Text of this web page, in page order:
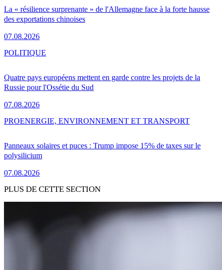
La « résilience surprenante » de l'Allemagne face à la forte hausse
des exportations chinoises
07.08.2026
Quatre pays européens mettent en garde contre les projets de la
Russie pour l'Ossétie du Sud
07.08.2026
POLITIQUE
Panneaux solaires et puces : Trump impose 15% de taxes sur le
polysilicium
07.08.2026
PROENERGIE, ENVIRONNEMENT ET TRANSPORT
PLUS DE CETTE SECTION